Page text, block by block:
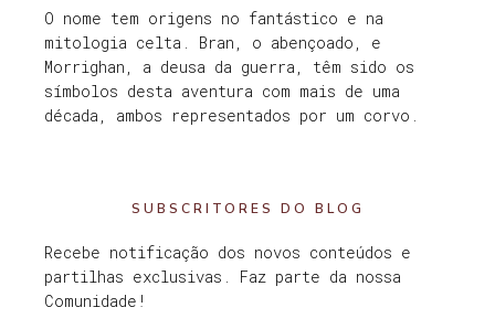
O nome tem origens no fantástico e na
mitologia celta. Bran, o abençoado, e
Morrighan, a deusa da guerra, têm sido os
símbolos desta aventura com mais de uma
década, ambos representados por um corvo.
SUBSCRITORES DO BLOG
Recebe notificação dos novos conteúdos e
partilhas exclusivas. Faz parte da nossa
Comunidade!